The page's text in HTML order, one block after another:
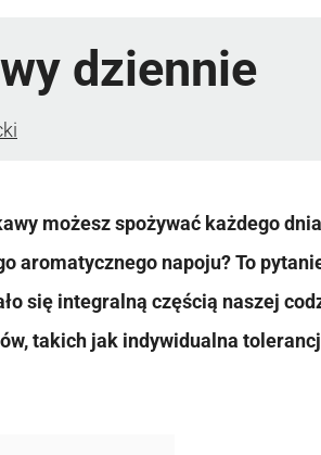
dziennie
możesz spożywać każdego
aromatycznego napoju? To
się integralną częścią naszej
takich jak indywidualna